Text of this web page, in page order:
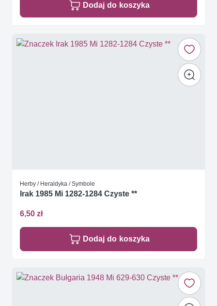
Dodaj do koszyka
Herby / Heraldyka / Symbole
Irak 1985 Mi 1282-1284 Czyste **
6,50 zł
Dodaj do koszyka